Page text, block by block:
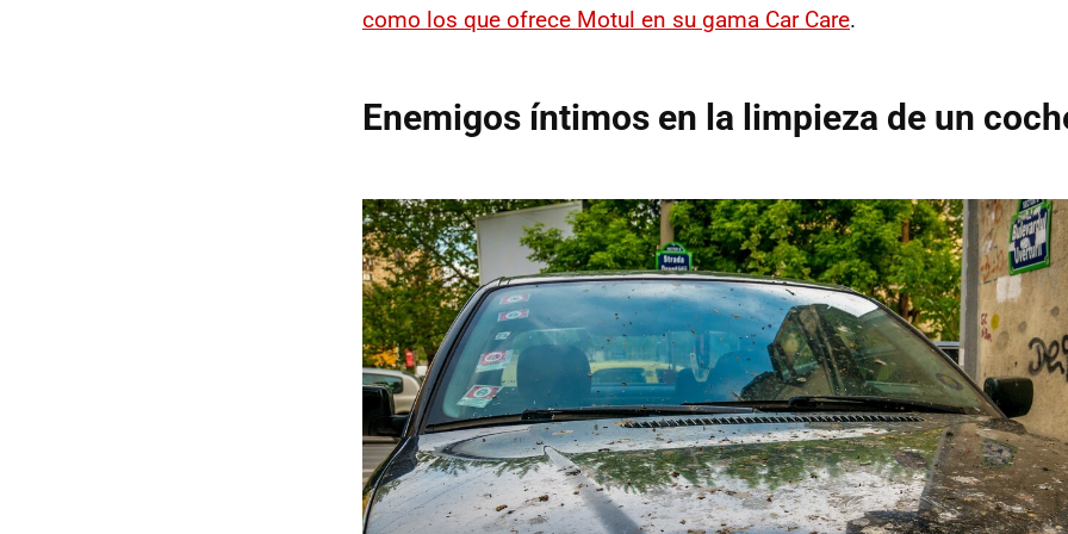
como los que ofrece Motul en su gama Car Care.
Enemigos íntimos en la limpieza de un